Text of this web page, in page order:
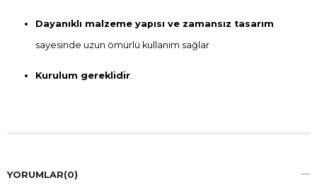
Dayanıklı malzeme yapısı ve zamansız tasarım
sayesinde uzun ömürlü kullanım sağlar
Kurulum gereklidir
YORUMLAR(0)